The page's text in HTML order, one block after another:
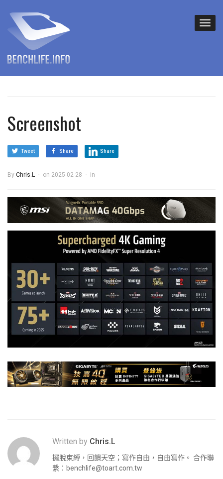
Screenshot
Tweet Share Share
By Chris.L on 2025-02-28 in
Written by Chris.L
擺脫束縛，回饋天空；寫作自由，自由寫作。 合作聯
繫： benchlife@toart.com.tw